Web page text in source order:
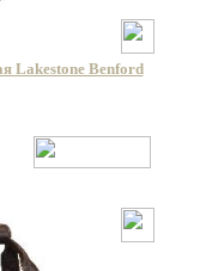
Lakestone Benford